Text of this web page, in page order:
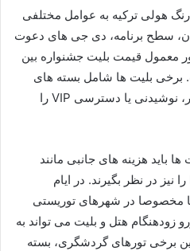
هولی ترکیه به عوامل مختلفی
سطح برنامه، دی جی های دعوت
معمول قیمت بلیت جشنواره بین
است. برخی بلیت ها شامل بسته های
ویژه هستند که رنگ رایگان بیشتر، نوشیدنی یا دسترسی VIP را
باید هزینه های جانبی مانند
در نظر بگیرند. در ایام
مخصوصا در شهرهای توریستی
زودهنگام هتل و بلیت می تواند به
برخی تورهای گردشگری، بسته